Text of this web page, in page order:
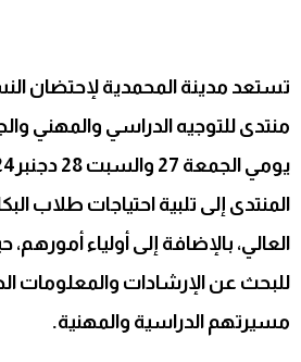
تستعد مدينة المحمدية لإحتضان
منتدى للتوجيه الدراسي والمهني
المنتدى إلى تلبية احتياجات طلاب
العالي، بالإضافة إلى أولياء
للبحث عن الإرشادات والمعلومات
مسيرتهم الدراسية والمهنية.